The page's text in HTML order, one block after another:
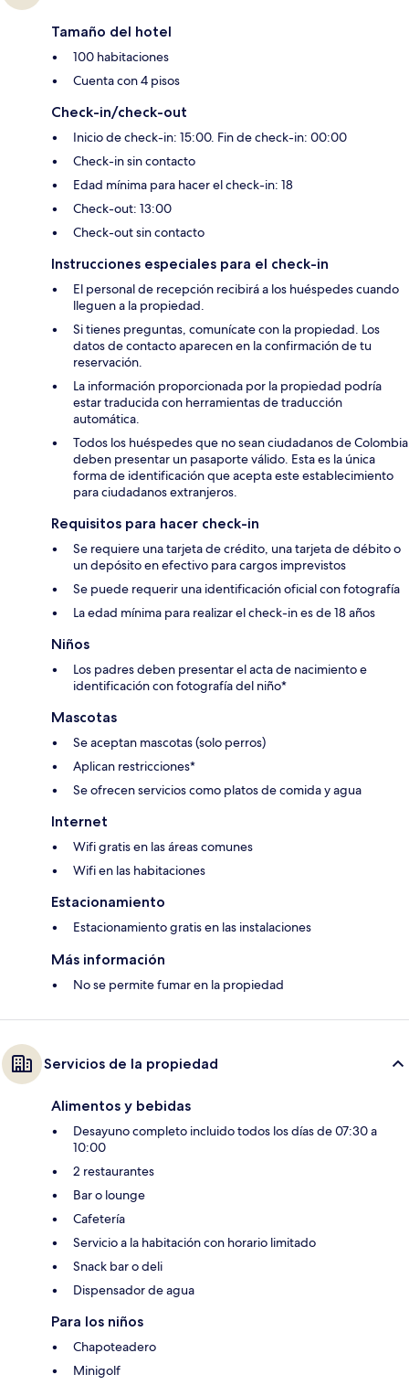
Tamaño del hotel
100 habitaciones
Cuenta con 4 pisos
Check-in/check-out
Inicio de check-in: 15:00. Fin de check-in: 00:00
Check-in sin contacto
Edad mínima para hacer el check-in: 18
Check-out: 13:00
Check-out sin contacto
Instrucciones especiales para el check-in
El personal de recepción recibirá a los huéspedes cuando
lleguen a la propiedad.
Si tienes preguntas, comunícate con la propiedad. Los
datos de contacto aparecen en la confirmación de tu
reservación.
La información proporcionada por la propiedad podría
estar traducida con herramientas de traducción
automática.
Todos los huéspedes que no sean ciudadanos de Colombia
deben presentar un pasaporte válido. Esta es la única
forma de identificación que acepta este establecimiento
para ciudadanos extranjeros.
Requisitos para hacer check-in
Se requiere una tarjeta de crédito, una tarjeta de débito o
un depósito en efectivo para cargos imprevistos
Se puede requerir una identificación oficial con fotografía
La edad mínima para realizar el check-in es de 18 años
Niños
Los padres deben presentar el acta de nacimiento e
identificación con fotografía del niño*
Mascotas
Se aceptan mascotas (solo perros)
Aplican restricciones*
Se ofrecen servicios como platos de comida y agua
Internet
Wifi gratis en las áreas comunes
Wifi en las habitaciones
Estacionamiento
Estacionamiento gratis en las instalaciones
Más información
No se permite fumar en la propiedad
Servicios de la propiedad
Alimentos y bebidas
Desayuno completo incluido todos los días de 07:30 a
10:00
2 restaurantes
Bar o lounge
Cafetería
Servicio a la habitación con horario limitado
Snack bar o deli
Dispensador de agua
Para los niños
Chapoteadero
Minigolf